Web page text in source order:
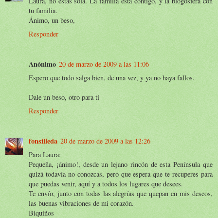
tu familia.
Ánimo, un beso,
Responder
Anónimo 20 de marzo de 2009 a las 11:06
Espero que todo salga bien, de una vez, y ya no haya fallos.
Dale un beso, otro para ti
Responder
fonsilleda 20 de marzo de 2009 a las 12:26
Para Laura:
Pequeña, ¡ánimo!, desde un lejano rincón de esta Península que
quizá todavía no conozcas, pero que espera que te recuperes para
que puedas venir, aquí y a todos los lugares que desees.
Te envío, junto con todas las alegrías que quepan en mis deseos,
las buenas vibraciones de mi corazón.
Biquiños